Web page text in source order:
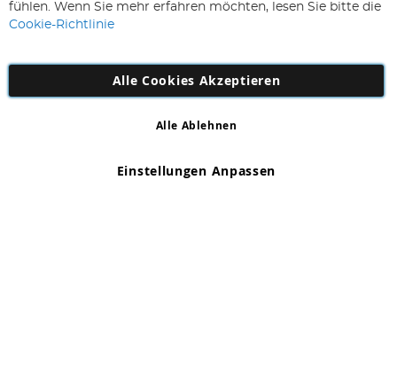
unseren
Newsletter
Firmennummer: 863029607
fühlen. Wenn Sie mehr erfahren möchten, lesen Sie bitte die
Cookie-Richtlinie
Alle Cookies Akzeptieren
Einstellungen Anpassen
Alle Ablehnen